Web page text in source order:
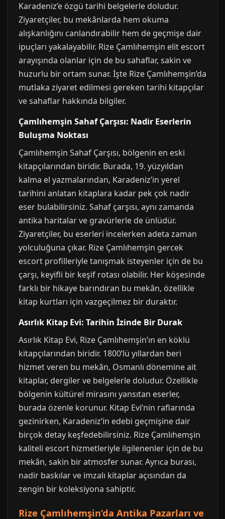
Karadeniz’e özgü tarihi belgelerle doludur.
Ziyaretçiler, bu mekânlarda hem okuma
alışkanlığını canlandırabilir hem de geçmişe dair
ipuçları yakalayabilir. Rize Çamlıhemşin elit escort
arayışında olanlar için de bu sahaflar, sakin ve
huzurlu bir ortam sunar. İşte Rize Çamlıhemşin’da
mutlaka ziyaret edilmesi gereken tarihi kitapçılar
ve sahaflar hakkında bilgiler.
Çamlıhemşin Sahaf Çarşısı: Nadir Eserlerin
Buluşma Noktası
Çamlıhemşin Sahaf Çarşısı, bölgenin en eski
kitapçılarından biridir. Burada, 19. yüzyıldan
kalma el yazmalarından, Karadeniz’in yerel
tarihini anlatan kitaplara kadar pek çok nadir
eser bulabilirsiniz. Sahaf çarşısı, aynı zamanda
antika haritalar ve gravürlerle de ünlüdür.
Ziyaretçiler, bu eserleri incelerken adeta zaman
yolculuğuna çıkar. Rize Çamlıhemşin gercek
escort profilleriyle tanışmak isteyenler için de bu
çarşı, keyifli bir keşif rotası olabilir. Her köşesinde
farklı bir hikaye barındıran bu mekân, özellikle
kitap kurtları için vazgeçilmez bir duraktır.
Asırlık Kitap Evi: Tarihin İzinde Bir Durak
Asırlık Kitap Evi, Rize Çamlıhemşin’ın en köklü
kitapçılarından biridir. 1800’lü yıllardan beri
hizmet veren bu mekân, Osmanlı dönemine ait
kitaplar, dergiler ve belgelerle doludur. Özellikle
bölgenin kültürel mirasını yansıtan eserler,
burada özenle korunur. Kitap Evi’nin raflarında
gezinirken, Karadeniz’in edebi geçmişine dair
birçok detay keşfedebilirsiniz. Rize Çamlıhemşin
kaliteli escort hizmetleriyle ilgilenenler için de bu
mekân, sakin bir atmosfer sunar. Ayrıca burası,
nadir baskılar ve imzalı kitaplar açısından da
zengin bir koleksiyona sahiptir.
Rize Çamlıhemşin’da Antika Pazarları ve